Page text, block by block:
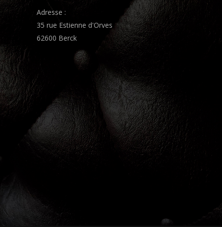
Adresse :
35 rue Estienne d'Orves
62600 Berck